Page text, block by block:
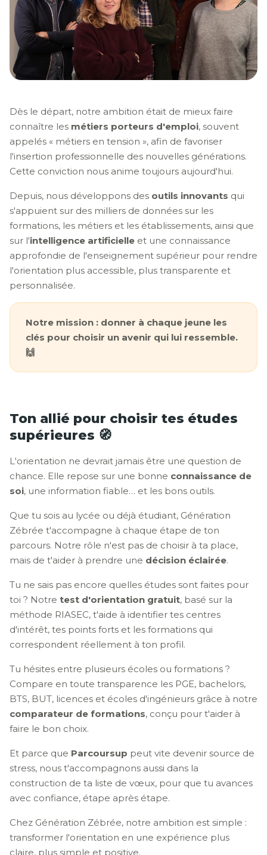
Dès le départ, notre ambition était de mieux faire
connaître les métiers porteurs d'emploi, souvent
appelés « métiers en tension », afin de favoriser
l'insertion professionnelle des nouvelles générations.
Cette conviction nous anime toujours aujourd'hui.
Depuis, nous développons des outils innovants qui
s'appuient sur des milliers de données sur les
formations, les métiers et les établissements, ainsi que
sur l'intelligence artificielle et une connaissance
approfondie de l'enseignement supérieur pour rendre
l'orientation plus accessible, plus transparente et
personnalisée.
Notre mission : donner à chaque jeune les
clés pour choisir un avenir qui lui ressemble.
🙌
Ton allié pour choisir tes études
supérieures 🧭
L'orientation ne devrait jamais être une question de
chance. Elle repose sur une bonne connaissance de
soi, une information fiable… et les bons outils.
Que tu sois au lycée ou déjà étudiant, Génération
Zébrée t'accompagne à chaque étape de ton
parcours. Notre rôle n'est pas de choisir à ta place,
mais de t'aider à prendre une décision éclairée.
Tu ne sais pas encore quelles études sont faites pour
toi ? Notre test d'orientation gratuit, basé sur la
méthode RIASEC, t'aide à identifier tes centres
d'intérêt, tes points forts et les formations qui
correspondent réellement à ton profil.
Tu hésites entre plusieurs écoles ou formations ?
Compare en toute transparence les PGE, bachelors,
BTS, BUT, licences et écoles d'ingénieurs grâce à notre
comparateur de formations, conçu pour t'aider à
faire le bon choix.
Et parce que Parcoursup peut vite devenir source de
stress, nous t'accompagnons aussi dans la
construction de ta liste de vœux, pour que tu avances
avec confiance, étape après étape.
Chez Génération Zébrée, notre ambition est simple :
transformer l'orientation en une expérience plus
claire, plus simple et positive.